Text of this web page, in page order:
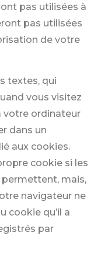
pas utilisées à
pas utilisées
de votre
textes, qui
vous visitez
votre ordinateur
dans un
aux cookies.
cookie si les
mais,
navigateur ne
cookie qu’il a
par